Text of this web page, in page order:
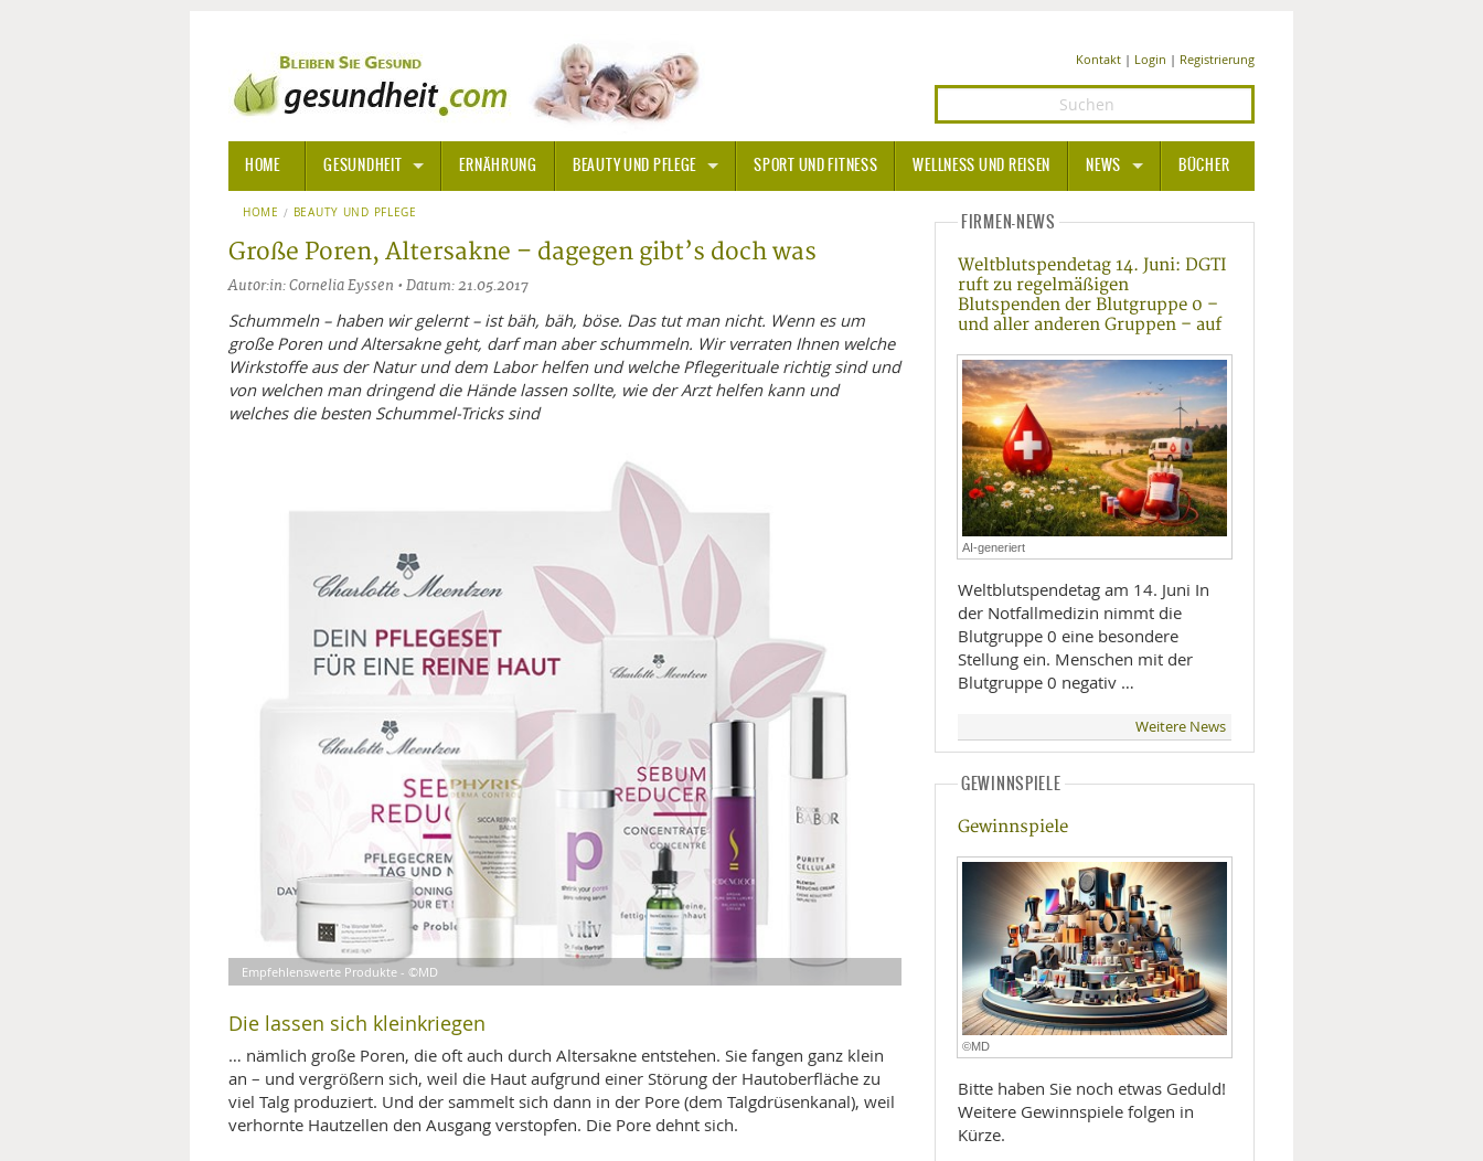
Kontakt| Login | Registrierung
HOME GESUNDHEIT
ALLGEMEINE INFORMATIONEN
ALTERNATIVE HEILWEISENAROMA THERAPIE
BACHBLÜTEN
EDELSTEINE - HEILSTEINE
HOMÖOPATHIE
ALTERNATIVE MEDIZIN
ARZNEI- UND HEILMITTEL
GIFTSTOFFE
MUND UND ZÄHNE
PRÄVENTION UND ALTER
SYMPTOME UND DIAGNOSE
VITAMINE UND MINERALSTOFFE
WISSENSCHAFT UND FORSCHUNG
ERNÄHRUNG BEAUTY UND PFLEGE SPORT UND FITNESS WELLNESS UND REISEN NEWS
MEDIZIN UND PHARMA
ERNÄHRUNG
BEAUTY UND PFLEGE
SPORT UND FITNESS
WELLNESS UND REISEN
LIFESTYLE
BÜCHER
HOME BEAUTY UND PFLEGE
Große Poren, Altersakne – dagegen gibt’s doch was
Autor:in: Cornelia Eyssen • Datum: 21.05.2017
Schummeln – haben wir gelernt – ist bäh, bäh, böse. Das tut man nicht. Wenn es um
große Poren und Altersakne geht, darf man aber schummeln. Wir verraten Ihnen welche
Wirkstoffe aus der Natur und dem Labor helfen und welche Pflegerituale richtig sind und
von welchen man dringend die Hände lassen sollte, wie der Arzt helfen kann und
welches die besten Schummel-Tricks sind
Empfehlenswerte Produkte - ©MD
Die lassen sich kleinkriegen
… nämlich große Poren, die oft auch durch Altersakne entstehen. Sie fangen ganz klein
an – und vergrößern sich, weil die Haut aufgrund einer Störung der Hautoberfläche zu
viel Talg produziert. Und der sammelt sich dann in der Pore (dem Talgdrüsenkanal), weil
verhornte Hautzellen den Ausgang verstopfen. Die Pore dehnt sich.
FIRMEN-NEWS
Weltblutspendetag 14. Juni: DGTI
ruft zu regelmäßigen
Blutspenden der Blutgruppe 0 –
und aller anderen Gruppen – auf
AI-generiert
Weltblutspendetag am 14. Juni In
der Notfallmedizin nimmt die
Blutgruppe 0 eine besondere
Stellung ein. Menschen mit der
Blutgruppe 0 negativ …
Weitere News
GEWINNSPIELE
Gewinnspiele
©MD
Bitte haben Sie noch etwas Geduld!
Weitere Gewinnspiele folgen in
Kürze.